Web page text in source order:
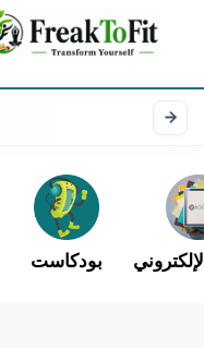
بودكاست